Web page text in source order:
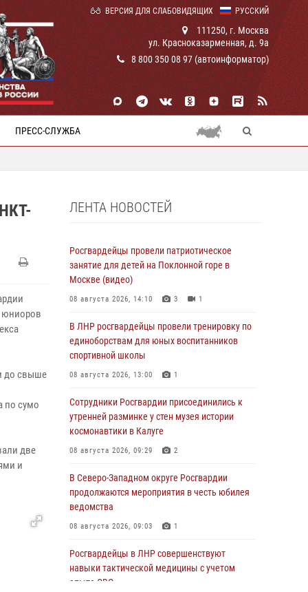
РУССКИЙ
ВЕРСИЯ ДЛЯ СЛАБОВИДЯЩИХ
111250, г. Москва
ул. Красноказарменная, д. 9а
8 800 350 08 97 (автоинформатор)
ПРЕСС-СЛУЖБА
юниоров
до свыше
по сумо
две
и
ЛЕНТА НОВОСТЕЙ
Росгвардейцы провели патриотическое
занятие для детей на Поклонной горе в
Москве (видео)
08 августа 2026, 14:10 3 1
В ЛНР росгвардейцы провели тренировку по
единоборствам для юных воспитанников
спортивной школы
08 августа 2026, 13:00 1
Сотрудники Росгвардии присоединились к
утренней разминке у стен музея истории
космонавтики в Калуге
08 августа 2026, 09:29 2
В Северо-Западном округе Росгвардии
продолжаются мероприятия в честь юбилея
ведомства
08 августа 2026, 09:03 1
Росгвардейцы в ЛНР совершенствуют
навыки тактической медицины с учетом
опыта СВО